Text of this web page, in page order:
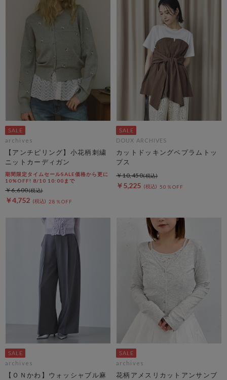
archives
【アンチピリング】小花柄刺繍
ニットカーディガン
期間限定タイムセールSALE価格から更に
10%OFF! 8/10 10:00まで
￥4,752 28％OFF
￥6,600
DOUX ARCHIVES
カットドッキングペプラムトッ
プス
￥5,225 50％OFF
￥10,450
archives
【ＯＮかわ】ウォッシャブル麻
archives
花柄アメスリカットアンサンブ